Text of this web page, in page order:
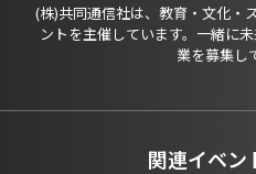
(株)共同通信社は、教育・文化・
ントを主催しています。一緒に
業を募集し
関連イベン